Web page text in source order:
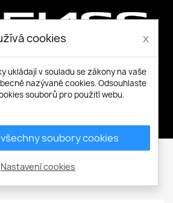
cookies x
ukládají v souladu se zákony na vaše
nazývané cookies. Odsouhlaste
souborů pro použití webu.
soubory cookies
Nastavení cookies